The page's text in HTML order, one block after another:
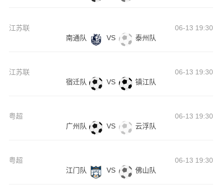
江苏联
06-13 19:30
南通队
VS 泰州队
江苏联
06-13 19:30
宿迁队
VS 镇江队
粤超
06-13 19:30
广州队
VS 云浮队
粤超
06-13 19:30
江门队
VS 佛山队